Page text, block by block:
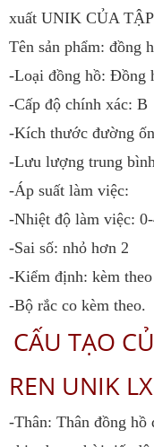
xuất UNIK CỦA
Tên sản phẩm:
-Loại đồng hồ: Đồng
-Cấp độ chính xác: B
-Kích thước đường
-Lưu lượng trung
-Áp suất làm việc:
-Nhiệt độ làm việc:
-Sai số: nhỏ hơn 2
-Kiểm định: kèm
-Bộ rắc co kèm theo.
CẤU TẠO
REN UNIK
-Thân: Thân đồng hồ